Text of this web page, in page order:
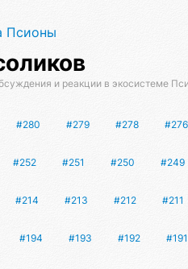
Псионы
и реакции в экосистеме
#280 #279 #278 #276
#252 #251 #250 #249
#214 #213 #212 #211
#194 #193 #192 #191